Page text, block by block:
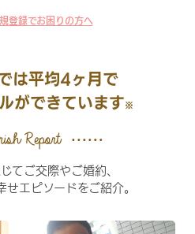
登録でお困りの方へ
は平均4ヶ月で
ができています※
てご交際やご婚約、
せエピソードをご紹介。